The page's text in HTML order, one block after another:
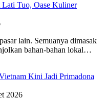
Lati Tuo, Oase Kuliner
lain. Semuanya dimasak
bahan-bahan lokal…
Kini Jadi Primadona
2026